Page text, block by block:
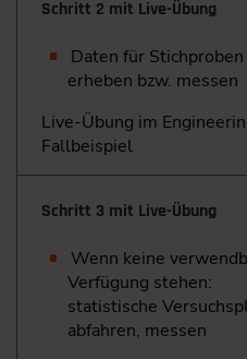
Schritt 2 mit Live-Übung
Daten für
erheben bzw. messen
Live-Übung im
Fallbeispiel
Schritt 3 mit Live-Übung
Wenn keine
Verfügung stehen:
statistische
abfahren, messen